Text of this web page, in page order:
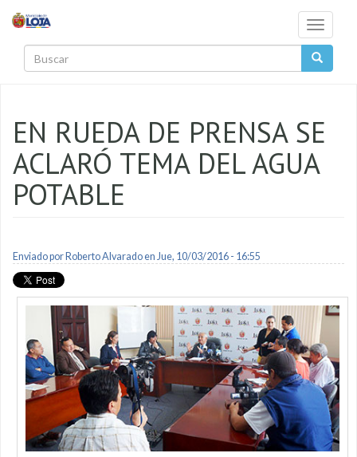
Toggle
EN RUEDA DE PRENSA SE
ACLARÓ TEMA DEL AGUA
POTABLE
Enviado por Roberto Alvaradoen Jue, 10/03/2016 - 16:55